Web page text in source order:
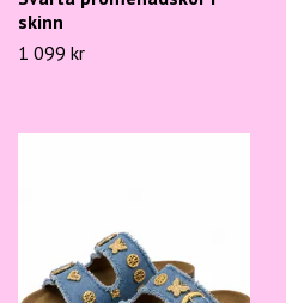
skinn
1 099 kr